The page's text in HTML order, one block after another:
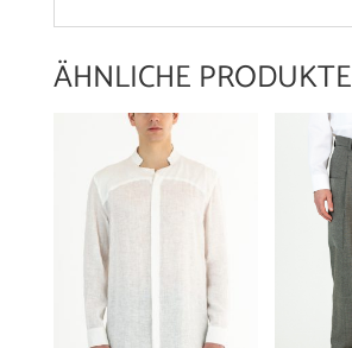
ÄHNLICHE PRODUKTE